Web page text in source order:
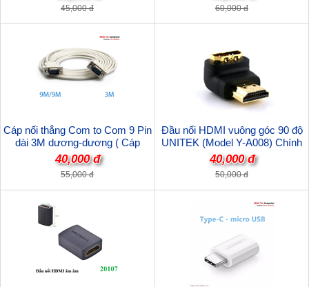
45,000 đ 60,000 đ
Cáp nối thẳng Com to Com 9 Pin
dài 3M dương-dương ( Cáp
RS232 ) 9M/9M chất lượng cao
40,000 đ
55,000 đ
Đầu nối HDMI vuông góc 90 độ
UNITEK (Model Y-A008) Chính
Hãng
40,000 đ
50,000 đ